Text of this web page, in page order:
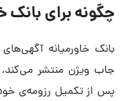
چگونه برای بانک
بانک خاورمیانه
جاب ویژن منتشر
پس از تکمیل رزومه‌ی